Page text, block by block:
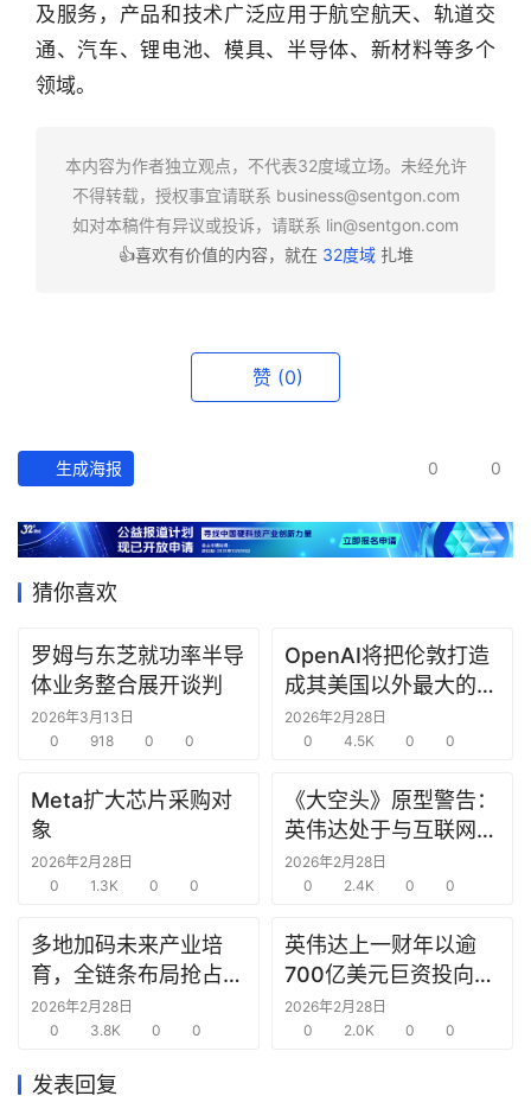
行
业
快
产
经
数
研
选
报
告
创
投
之
商
机
链
及服务，产品和技术广泛应用于航空航天、轨道交
通、汽车、锂电池、模具、半导体、新材料等多个
领域。
本内容为作者独立观点，不代表32度域立场。未经允许
不得转载，授权事宜请联系 business@sentgon.com
如对本稿件有异议或投诉，请联系 lin@sentgon.com
👍喜欢有价值的内容，就在 32度域扎堆
赞 (0)
生成海报 0 0
猜你喜欢
罗姆与东芝就功率半导
体业务整合展开谈判
2026年3月13日
0
918 0 0
OpenAI将把伦敦打造
成其美国以外最大的研
究中心
2026年2月28日
0
4.5K 0 0
Meta扩大芯片采购对
象
2026年2月28日
0
1.3K 0 0
《大空头》原型警告：
英伟达处于与互联网泡
沫时期思科同样的“危
险境地”
2026年2月28日
0
2.4K 0 0
多地加码未来产业培
育，全链条布局抢占新
赛道先机
2026年2月28日
0
3.8K 0 0
英伟达上一财年以逾
700亿美元巨资投向合
作方，竭力巩固AI芯片
需求
2026年2月28日
0
2.0K 0 0
发表回复